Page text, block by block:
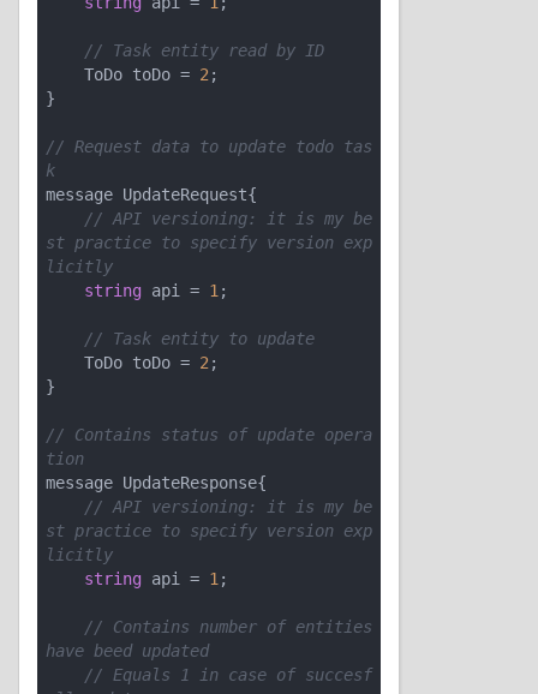
// Task entity read by ID
    ToDo toDo =
2;
}
// Request data to update todo tas
k
message UpdateRequest{
// API versioning: it is my be
st practice to specify version exp
licitly
string api = 1;
// Task entity to update
    ToDo toDo =
2;
}
// Contains status of update opera
tion
message UpdateResponse{
// API versioning: it is my be
st practice to specify version exp
licitly
string api = 1;
// Contains number of entities
have beed updated
// Equals 1 in case of succesf